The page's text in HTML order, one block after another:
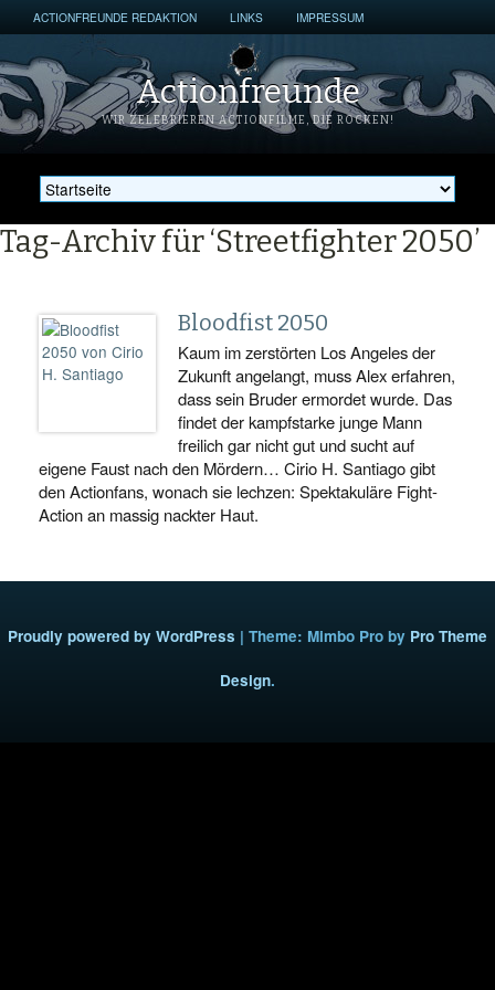
ACTIONFREUNDE REDAKTION LINKS IMPRESSUM
Actionfreunde
WIR ZELEBRIEREN ACTIONFILME, DIE ROCKEN!
Tag-Archiv für ‘Streetfighter 2050’
Bloodfist 2050
Kaum im zerstörten Los Angeles der
Zukunft angelangt, muss Alex erfahren,
dass sein Bruder ermordet wurde. Das
findet der kampfstarke junge Mann
freilich gar nicht gut und sucht auf
eigene Faust nach den Mördern… Cirio H. Santiago gibt
den Actionfans, wonach sie lechzen: Spektakuläre Fight-
Action an massig nackter Haut.
Proudly powered by WordPress | Theme: Mimbo Pro by Pro Theme
Design.